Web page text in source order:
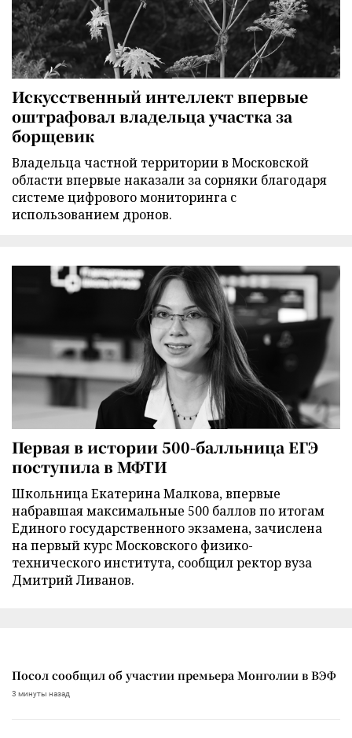
Искусственный интеллект впервые
оштрафовал владельца участка за
борщевик
Владельца частной территории в Московской
области впервые наказали за сорняки благодаря
системе цифрового мониторинга с
использованием дронов.
Первая в истории 500-балльница ЕГЭ
поступила в МФТИ
Школьница Екатерина Малкова, впервые
набравшая максимальные 500 баллов по итогам
Единого государственного экзамена, зачислена
на первый курс Московского физико-
технического института, сообщил ректор вуза
Дмитрий Ливанов.
Посол сообщил об участии премьера Монголии в ВЭФ
3 минуты назад